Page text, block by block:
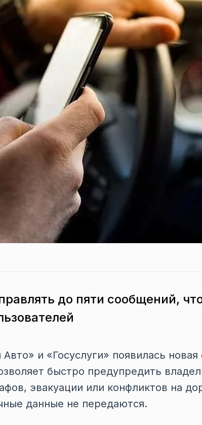
до пяти сообщений,
и «Госуслуги» появилась
быстро предупредить
эвакуации или конфликтов на
данные не передаются.